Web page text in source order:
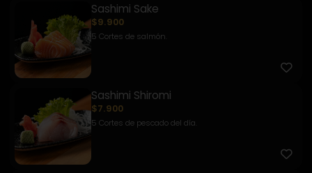
Sashimi Sake
$9.900
5 Cortes de salmón.
Sashimi Shiromi
$7.900
5 Cortes de pescado del día.